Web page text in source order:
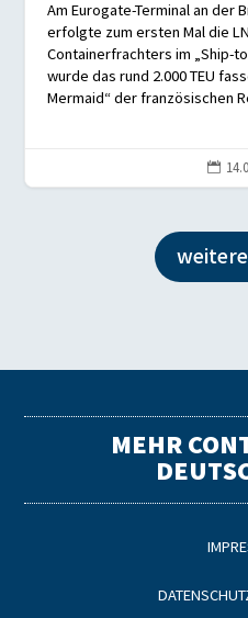
Am Eurogate-Terminal an der
erfolgte zum ersten Mal die
Containerfrachters im „Ship-
wurde das rund 2.000 TEU
Mermaid“ der französischen

MEHR